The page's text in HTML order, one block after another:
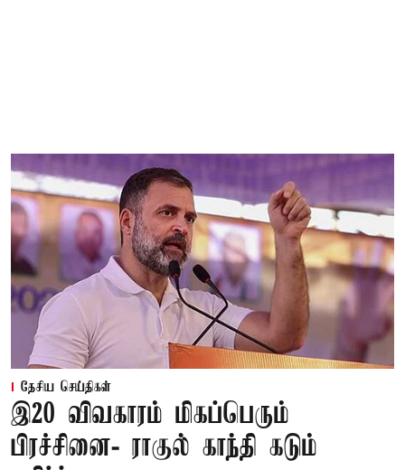
தேசிய செய்திகள்
இ20 விவகாரம் மிகப்பெரும்
பிரச்சினை- ராகுல் காந்தி கடும்